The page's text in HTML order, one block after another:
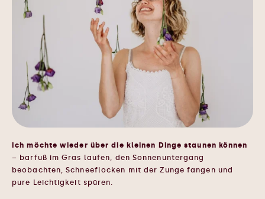
Ich möchte wieder über die kleinen Dinge staunen können
– barfuß im Gras laufen, den Sonnenuntergang
beobachten, Schneeflocken mit der Zunge fangen und
pure Leichtigkeit spüren.